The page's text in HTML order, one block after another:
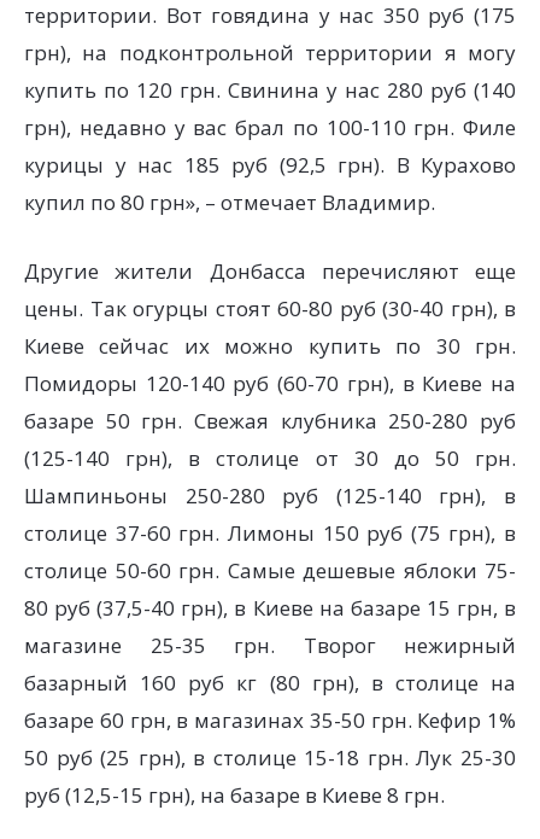
территории. Вот говядина у нас 350 руб (175
грн), на подконтрольной территории я могу
купить по 120 грн. Свинина у нас 280 руб (140
грн), недавно у вас брал по 100-110 грн. Филе
курицы у нас 185 руб (92,5 грн). В Курахово
купил по 80 грн», – отмечает Владимир.
Другие жители Донбасса перечисляют еще
цены. Так огурцы стоят 60-80 руб (30-40 грн), в
Киеве сейчас их можно купить по 30 грн.
Помидоры 120-140 руб (60-70 грн), в Киеве на
базаре 50 грн. Свежая клубника 250-280 руб
(125-140 грн), в столице от 30 до 50 грн.
Шампиньоны 250-280 руб (125-140 грн), в
столице 37-60 грн. Лимоны 150 руб (75 грн), в
столице 50-60 грн. Самые дешевые яблоки 75-
80 руб (37,5-40 грн), в Киеве на базаре 15 грн, в
магазине 25-35 грн. Творог нежирный
базарный 160 руб кг (80 грн), в столице на
базаре 60 грн, в магазинах 35-50 грн. Кефир 1%
50 руб (25 грн), в столице 15-18 грн. Лук 25-30
руб (12,5-15 грн), на базаре в Киеве 8 грн.